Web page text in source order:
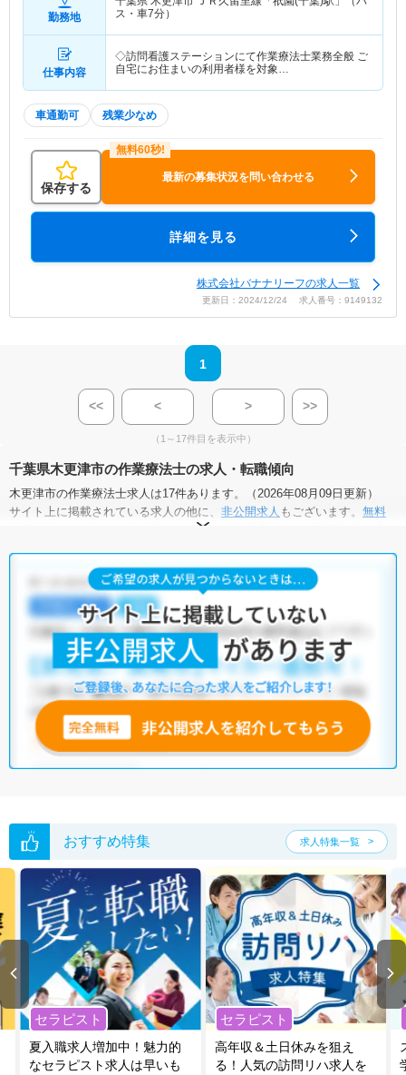
勤務地
ス・車7分）
仕事内容
◇訪問看護ステーションにて作業療法士業務全般 ご
自宅にお住まいの利用者様を対象…
車通勤可 残業少なめ
保存する
最新の募集状況を問い合わせる
詳細を見る
株式会社バナナリーフの求人一覧
更新日：2024/12/24 求人番号：9149132
1
<< < > >>
（1～17件目を表示中）
千葉県木更津市の作業療法士の求人・転職傾向
木更津市の作業療法士求人は17件あります。（2026年08月09日更新）
サイト上に掲載されている求人の他に、 非公開求人 もございます。 無料
にお申し込みいただくと、全求人からご希望条件に合
木更津市の作業療法士求人では以下のような条件が人気です。
土日祝休・積極採用中・ 新卒OK ・ 正社員(正職員)
介護福祉施設・訪問リハビリ(在宅医療)・小児リハビリ ・
他の条件でも人気の求人がございますので、「こだわり条件」から検索
いただくか、お気軽にお問い合わせください。
全国の作業療法士求人から検索いただくことも可能です。
無料転職支援サービス
にお申し込みいただくと、ご希望条件をヒアリン
グした上で求人をご提案いたします。
ご希望条件がまだ定まっていない方は人気の希望条件をピックアップし
おすすめ特集 求人特集一覧
セラピスト
夏入職求人増加中！魅力的
なセラピスト求人は早いも
セラピスト
高年収＆土日休みを狙え
る！人気の訪問リハ求人を